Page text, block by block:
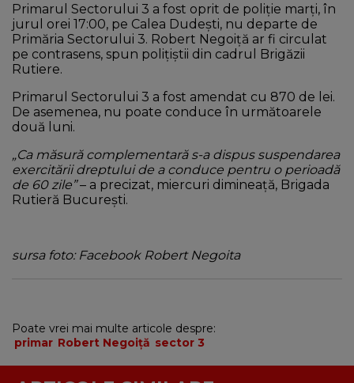
Primarul Sectorului 3 a fost oprit de poliție marți, în
jurul orei 17:00, pe Calea Dudești, nu departe de
Primăria Sectorului 3. Robert Negoiță ar fi circulat
pe contrasens, spun polițiștii din cadrul Brigăzii
Rutiere.
Primarul Sectorului 3 a fost amendat cu 870 de lei.
De asemenea, nu poate conduce în următoarele
două luni.
„Ca măsură complementară s-a dispus suspendarea
exercitării dreptului de a conduce pentru o perioadă
de 60 zile”– a precizat, miercuri dimineață, Brigada
Rutieră București.
sursa foto: Facebook Robert Negoita
Poate vrei mai multe articole despre:
primar Robert Negoiță sector 3